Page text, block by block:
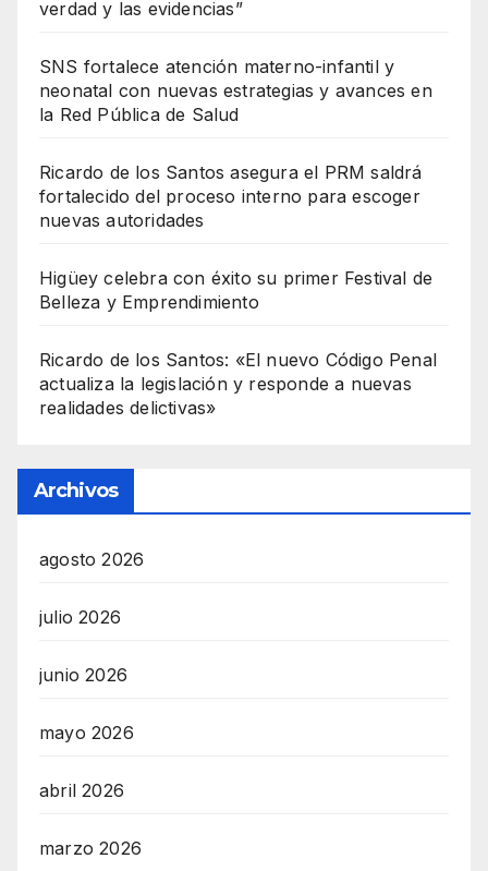
verdad y las evidencias”
SNS fortalece atención materno-infantil y
neonatal con nuevas estrategias y avances en
la Red Pública de Salud
Ricardo de los Santos asegura el PRM saldrá
fortalecido del proceso interno para escoger
nuevas autoridades
Higüey celebra con éxito su primer Festival de
Belleza y Emprendimiento
Ricardo de los Santos: «El nuevo Código Penal
actualiza la legislación y responde a nuevas
realidades delictivas»
Archivos
agosto 2026
julio 2026
junio 2026
mayo 2026
abril 2026
marzo 2026